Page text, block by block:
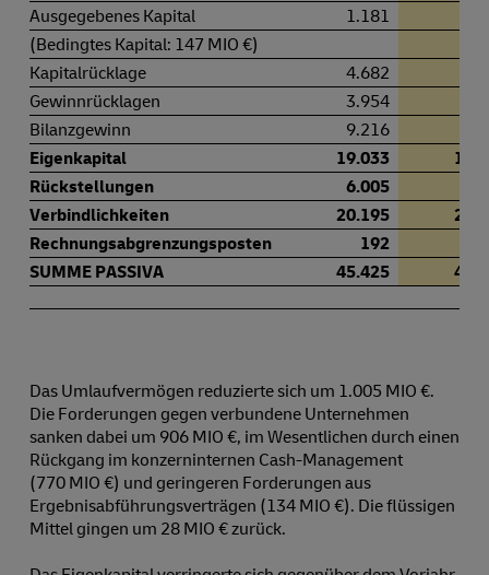
Ausgegebenes Kapital
1.181
(Bedingtes Kapital: 147 MIO €)
Kapitalrücklage
4.682
Gewinnrücklagen
3.954
Bilanzgewinn
9.216
Eigenkapital
19.033
Rückstellungen
6.005
Verbindlichkeiten
20.195
Rechnungsabgrenzungsposten
192
SUMME PASSIVA
45.425
Das Umlaufvermögen reduzierte sich um 1.005 MIO €.
Die Forderungen gegen verbundene Unternehmen
sanken dabei um 906 MIO €, im Wesentlichen durch einen
Rückgang im konzerninternen Cash-Management
(770 MIO €) und geringeren Forderungen aus
Ergebnisabführungsverträgen (134 MIO €). Die flüssigen
Mittel gingen um 28 MIO € zurück.